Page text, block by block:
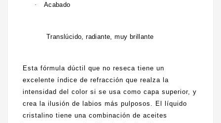
· Acabado
Translúcido, radiante, muy brillante
Esta fórmula dúctil que no reseca tiene un
excelente índice de refracción que realza la
intensidad del color si se usa como capa superior, y
crea la ilusión de labios más pulposos. El líquido
cristalino tiene una combinación de aceites